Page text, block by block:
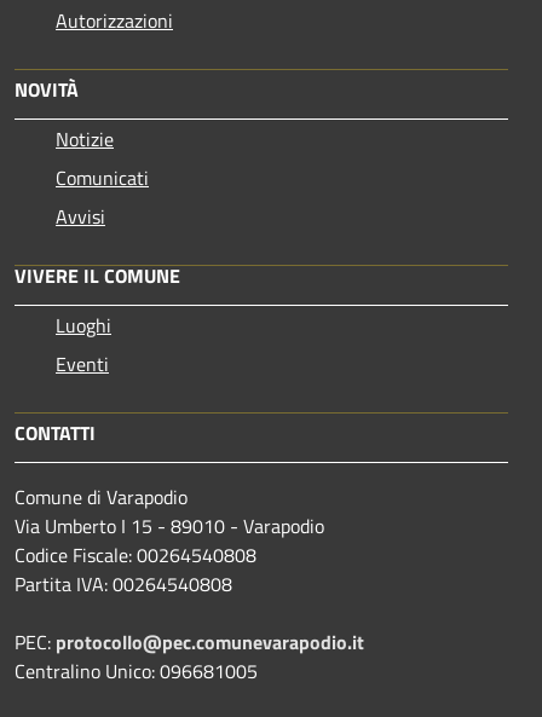
Autorizzazioni
NOVITÀ
Notizie
Comunicati
Avvisi
VIVERE IL COMUNE
Luoghi
Eventi
CONTATTI
Comune di Varapodio
Via Umberto I 15 - 89010 - Varapodio
Codice Fiscale: 00264540808
Partita IVA: 00264540808
PEC: protocollo@pec.comunevarapodio.it
Centralino Unico: 096681005